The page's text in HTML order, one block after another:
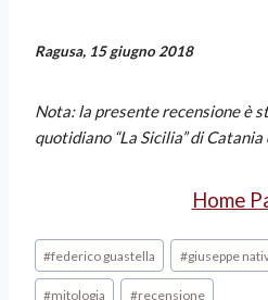
Ragusa, 15 giugno 2018
Nota: la presente recensione è
quotidiano “La Sicilia” di
Home
#federico guastella #giuseppe
#mitologia #recensione